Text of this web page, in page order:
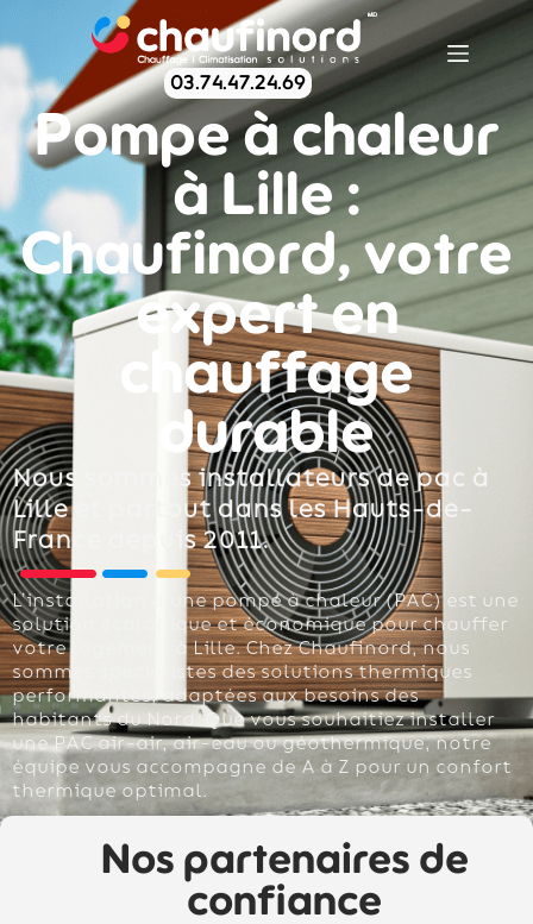
03.74.47.24.69
Pompe à chaleur
à Lille :
Chaufinord, votre
expert en
chauffage
durable
Nous sommes installateurs de pac à
Lille et partout dans les Hauts-de-
France depuis 2011.
L’installation d’une pompe à chaleur (PAC) est une
solution écologique et économique pour chauffer
votre logement à Lille. Chez Chaufinord, nous
sommes spécialistes des solutions thermiques
performantes, adaptées aux besoins des
habitants du Nord. Que vous souhaitiez installer
une PAC air-air, air-eau ou géothermique, notre
équipe vous accompagne de A à Z pour un confort
thermique optimal.
Nos partenaires de
confiance